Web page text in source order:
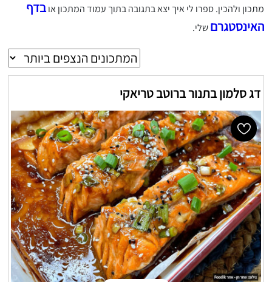
מתכון ולהכין. ספרו לי איך יצא בתגובה בתוך עמוד המתכון אובדף
האינסטגרםשלי.
דג סלמון בתנור ברוטב טריאקי